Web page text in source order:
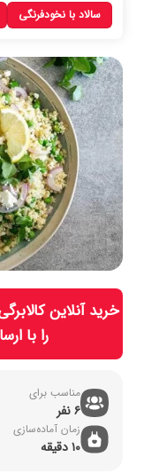
سالاد با نخودفرنگی
خرید آنلاین
را با
مناسب برای
۶ نفر
زمان آماده‌سازی
۱۰ دقیقه